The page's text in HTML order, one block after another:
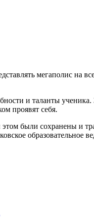
мегаполис на
и таланты
проявят себя.
были сохранены и
образовательное